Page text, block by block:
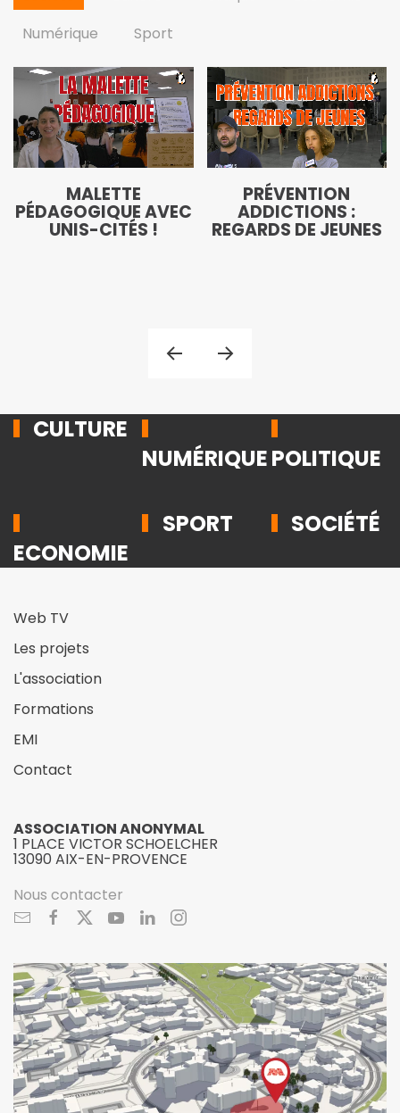
Numérique
Sport
MALETTE
PÉDAGOGIQUE AVEC
UNIS-CITÉS !
PRÉVENTION
ADDICTIONS :
REGARDS DE JEUNES
CULTURE
NUMÉRIQUEPOLITIQUE
ECONOMIE
SPORT SOCIÉTÉ
Web TV
Les projets
L'association
Formations
EMI
Contact
ASSOCIATION ANONYMAL
1 PLACE VICTOR SCHOELCHER
13090 AIX-EN-PROVENCE
Nous contacter